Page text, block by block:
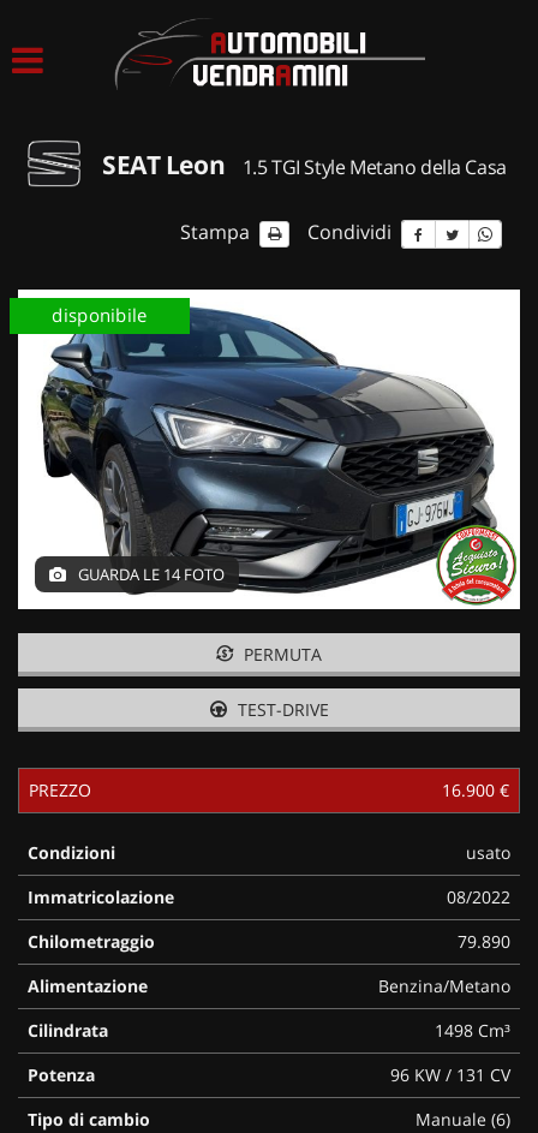
ACQUISTIAMO USATO
CONTATTI
SEAT Leon 1.5 TGI Style Metano della Casa
Stampa Condividi
disponibile
GUARDA LE 14 FOTO
PERMUTA
TEST-DRIVE
PREZZO 16.900 €
Condizioni
usato
Immatricolazione
08/2022
Chilometraggio
79.890
Alimentazione
Benzina/Metano
Cilindrata
1498 Cm³
Potenza
96 KW / 131 CV
Tipo di cambio
Manuale (6)